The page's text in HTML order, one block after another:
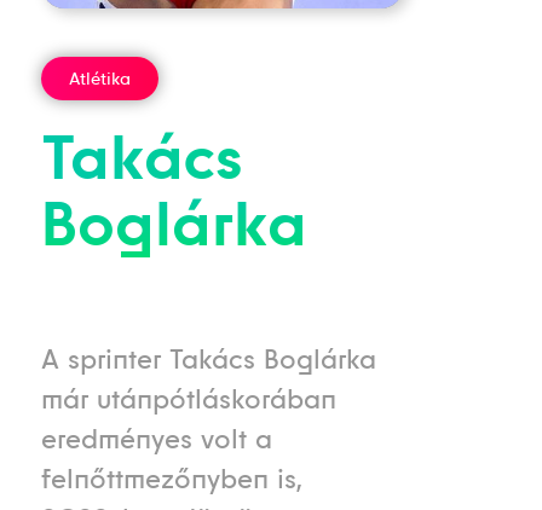
Atlétika
Takács
Boglárka
A sprinter Takács Boglárka
már utánpótláskorában
eredményes volt a
felnőttmezőnyben is,